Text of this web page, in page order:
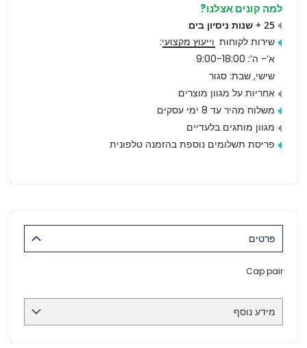
למה קונים אצלנו?
25 + שנות ניסיון בים
שירות לקוחות וייעוץ מקצועי:
א’- ה’: 9:00-18:00
שישי, שבת: סגור
אחריות על מגוון מוצרים
משלוח מהיר עד 8 ימי עסקים
מגוון מותגים בלעדיים
פריסת תשלומים נוספת בהזמנה טלפונית
פרטים
Cap pair
מידע נוסף